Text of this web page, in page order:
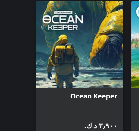
Ocean Keeper
٣٫٩٠٠ د.ك.‏